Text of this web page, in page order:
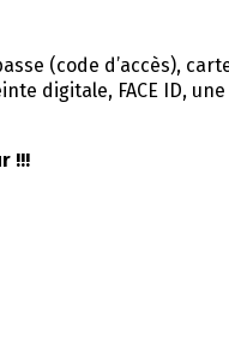
(code d’accès),
digitale, FACE ID,
!!!